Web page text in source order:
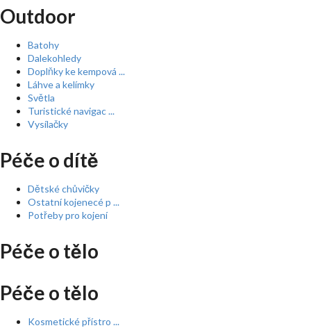
Outdoor
Batohy
Dalekohledy
Doplňky ke kempová ...
Láhve a kelímky
Světla
Turistické navigac ...
Vysílačky
Péče o dítě
Dětské chůvičky
Ostatní kojenecé p ...
Potřeby pro kojení
Péče o tělo
Péče o tělo
Kosmetické přístro ...